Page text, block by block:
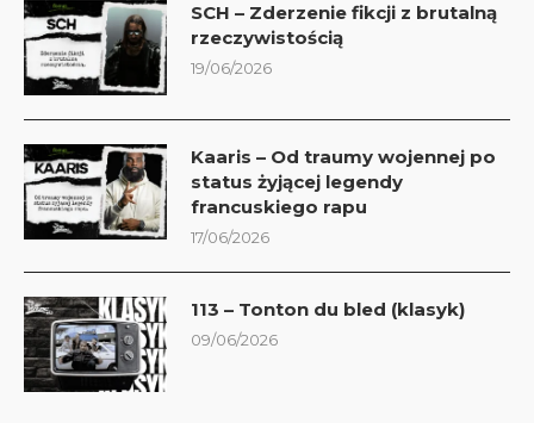
SCH – Zderzenie fikcji z brutalną
rzeczywistością
19/06/2026
Kaaris – Od traumy wojennej po
status żyjącej legendy
francuskiego rapu
17/06/2026
113 – Tonton du bled (klasyk)
09/06/2026